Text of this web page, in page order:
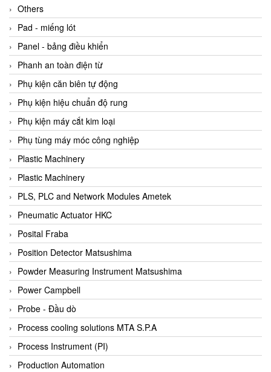
Beka
BEKO
Belimo
Benetech Vietnam
Bently Nevada
Bentone Vietnam
Bernstein Vietnam
Berthold
Bestech
Bestech
BETA
Bifold
Bihl+wiedemann
Bihl+wiedemann
Bilz
Binder Connector
Biotech
BirdX Vietnam
BK Vibro
Black Box
Others
Pad - miếng lót
Panel - bảng điều khiển
Phanh an toàn điện từ
Phụ kiện căn biên tự động
Phụ kiện hiệu chuẩn độ rung
Phụ kiện máy cắt kim loại
Phụ tùng máy móc công nghiệp
Plastic Machinery
Plastic Machinery
PLS, PLC and Network Modules Ametek
Pneumatic Actuator HKC
Posital Fraba
Position Detector Matsushima
Powder Measuring Instrument Matsushima
Power Campbell
Probe - Đầu dò
Process cooling solutions MTA S.P.A
Process Instrument (PI)
Production Automation